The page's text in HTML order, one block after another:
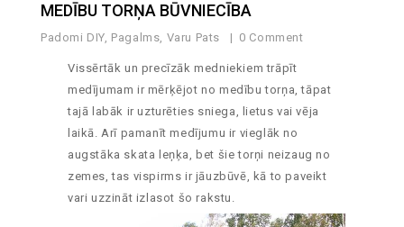
MEDĪBU TORŅA BŪVNIECĪBA
Padomi DIY, Pagalms, Varu Pats 0 Comment
Vissērtāk un precīzāk medniekiem trāpīt
medījumam ir mērķējot no medību torņa, tāpat
tajā labāk ir uzturēties sniega, lietus vai vēja
laikā. Arī pamanīt medījumu ir vieglāk no
augstāka skata leņķa, bet šie torņi neizaug no
zemes, tas vispirms ir jāuzbūvē, kā to paveikt
vari uzzināt izlasot šo rakstu.